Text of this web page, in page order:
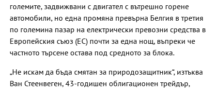
големите, задвижвани с двигател с вътрешно горене
автомобили, но една промяна превърна Белгия в третия
по големина пазар на електрически превозни средства в
Европейския съюз (ЕС) почти за една нощ, въпреки че
частното търсене остава под средното за блока.
„Не искам да бъда смятан за природозащитник“, изтъква
Ван Стеенвеген, 43-годишен облигационен трейдър,